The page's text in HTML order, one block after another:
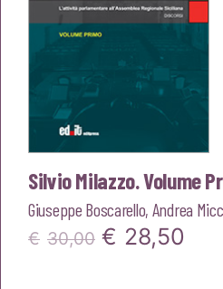
Silvio Milazzo. Volume
Giuseppe Boscarello, Andrea
€ 30,00 Il
€ 28,50